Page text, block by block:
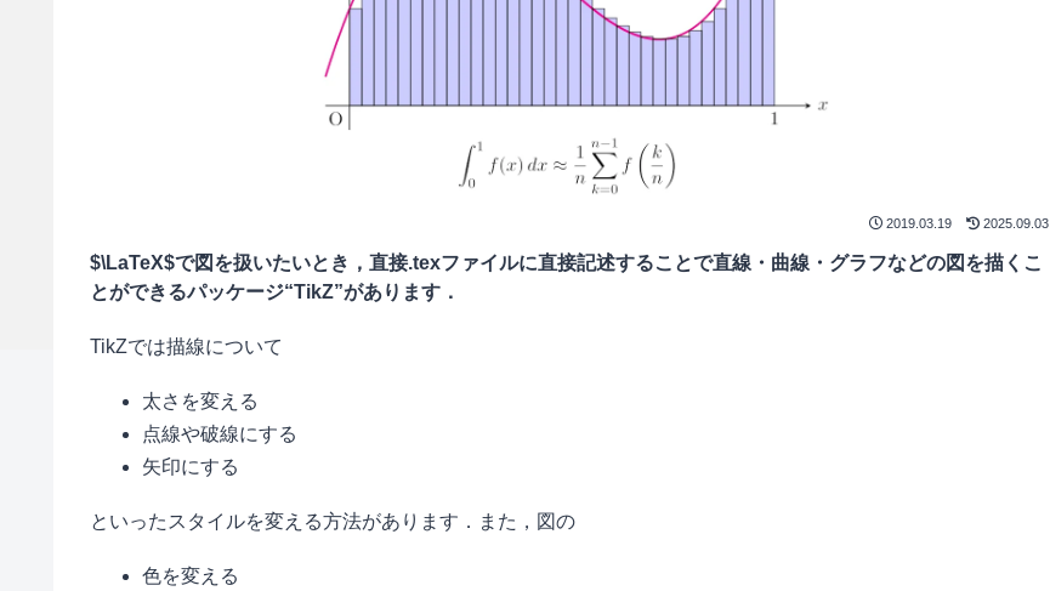
2019.03.19 2025.09.03
$\LaTeX$で図を扱いたいとき，直接.texファイルに直接記述することで直線・曲線・グラフなどの図を描くこ
とができるパッケージ“TikZ”があります．
TikZでは描線について
太さを変える
点線や破線にする
矢印にする
といったスタイルを変える方法があります．また，図の
色を変える